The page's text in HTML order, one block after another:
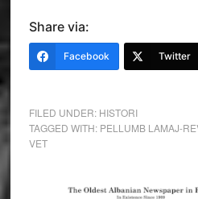
Share via:
Facebook Twitter
FILED UNDER: HISTORI
TAGGED WITH: PELLUMB LAMAJ-
VET